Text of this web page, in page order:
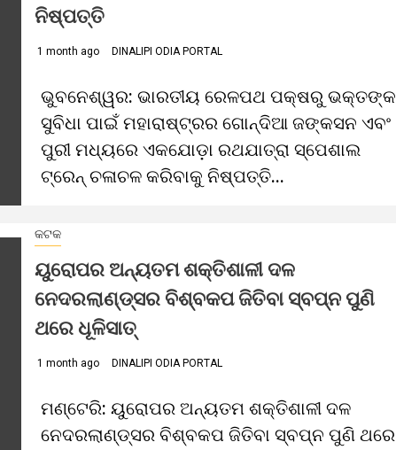
ନିଷ୍ପତ୍ତି
1 month ago DINALIPI ODIA PORTAL
ଭୁବନେଶ୍ୱର: ଭାରତୀୟ ରେଳପଥ ପକ୍ଷରୁ ଭକ୍ତଙ୍କ
ସୁବିଧା ପାଇଁ ମହାରାଷ୍ଟ୍ରର ଗୋନ୍ଦିଆ ଜଙ୍କସନ ଏବଂ
ପୁରୀ ମଧ୍ୟରେ ଏକଯୋଡ଼ା ରଥଯାତ୍ରା ସ୍ପେଶାଲ
ଟ୍ରେନ୍ ଚଳାଚଳ କରିବାକୁ ନିଷ୍ପତ୍ତି...
କଟକ
ୟୁରୋପର ଅନ୍ୟତମ ଶକ୍ତିଶାଳୀ ଦଳ
ନେଦରଲାଣ୍ଡ୍‌ସର ବିଶ୍ବକପ ଜିତିବା ସ୍ବପ୍ନ ପୁଣି
ଥରେ ଧୂଳିସାତ୍‌
1 month ago DINALIPI ODIA PORTAL
ମଣ୍ଟେରି: ୟୁରୋପର ଅନ୍ୟତମ ଶକ୍ତିଶାଳୀ ଦଳ
ନେଦରଲାଣ୍ଡ୍‌ସର ବିଶ୍ବକପ ଜିତିବା ସ୍ବପ୍ନ ପୁଣି ଥରେ